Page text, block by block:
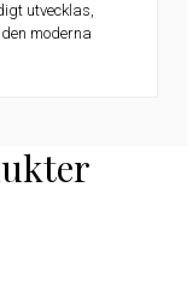
utvecklas,
moderna